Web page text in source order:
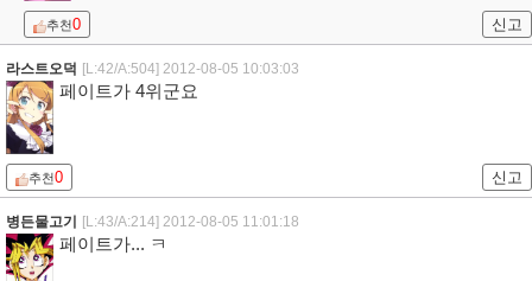
추천0 신고
라스트오덕 [L:42/A:504] 2012-08-05 10:03:03
페이트가 4위군요
추천0 신고
병든물고기 [L:43/A:214] 2012-08-05 11:01:18
페이트가... ㅋ